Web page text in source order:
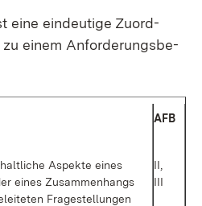
ei­ne ein­deu­ti­ge Zu­ord­
zu ei­nem An­for­de­rungs­be­
AFB
As­pek­te ei­nes
ei­nes Zu­sam­men­hangs
Fra­ge­stel­lun­gen
II,
III